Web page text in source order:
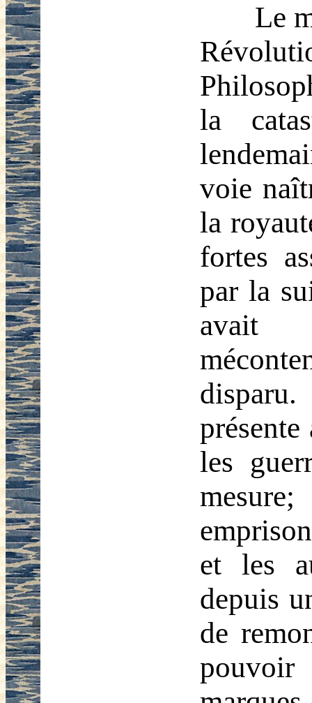
Le
la
voie
la
fortes
par la
avait
les
et les
depuis
de
pouvoir